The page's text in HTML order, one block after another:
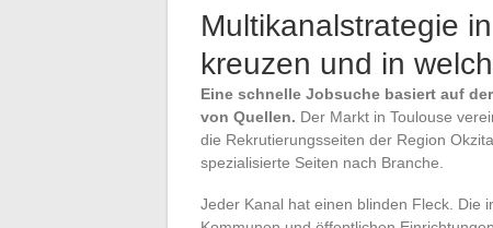
Multikanalstrategie
kreuzen und in
Eine schnelle Jobsuche basiert auf
von Quellen. Der Markt in Toulouse
die Rekrutierungsseiten der Region
spezialisierte Seiten nach Branche.
Jeder Kanal hat einen blinden Fleck. Die